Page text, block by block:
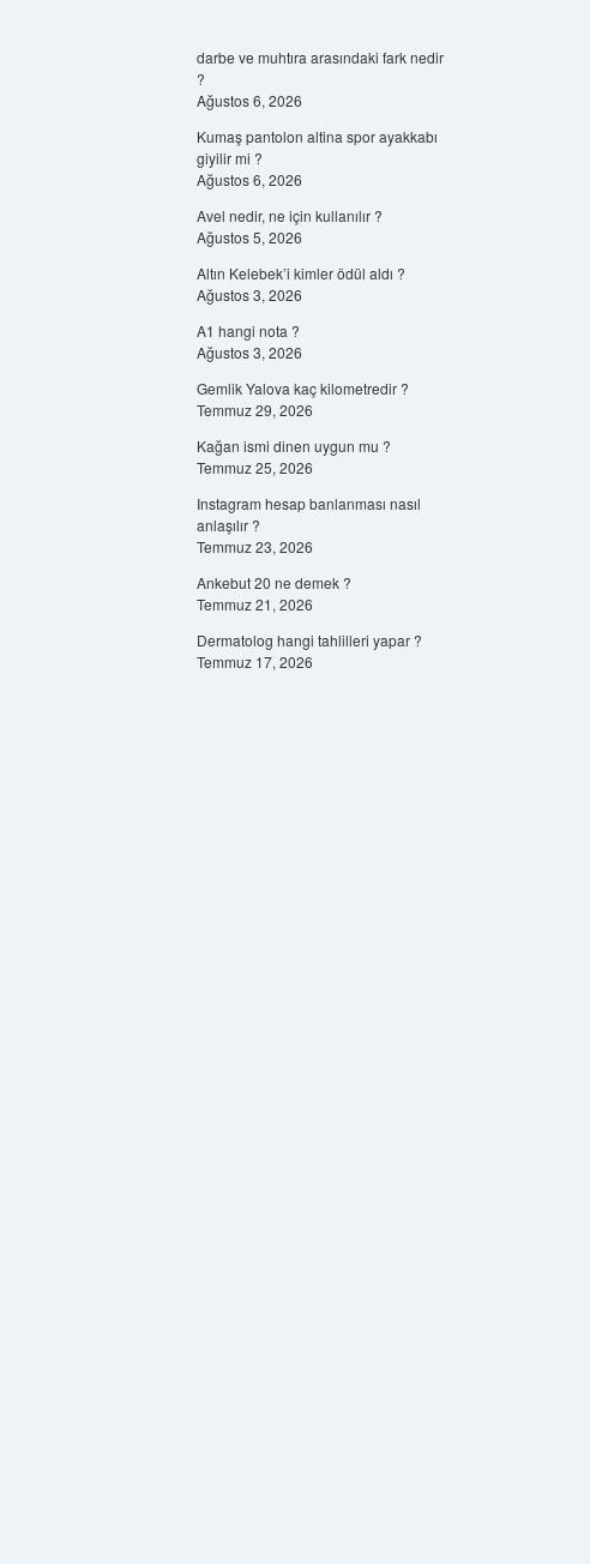
darbe ve muhtıra arasındaki fark nedir
?
Ağustos 6, 2026
Kumaş pantolon altina spor ayakkabı
giyilir mi ?
Ağustos 6, 2026
Avel nedir, ne için kullanılır ?
Ağustos 5, 2026
Altın Kelebek’i kimler ödül aldı ?
Ağustos 3, 2026
A1 hangi nota ?
Ağustos 3, 2026
Gemlik Yalova kaç kilometredir ?
Temmuz 29, 2026
Kağan ismi dinen uygun mu ?
Temmuz 25, 2026
Instagram hesap banlanması nasıl
anlaşılır ?
Temmuz 23, 2026
Ankebut 20 ne demek ?
Temmuz 21, 2026
Dermatolog hangi tahlilleri yapar ?
Temmuz 17, 2026